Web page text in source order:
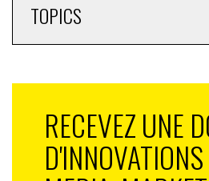
TOPICS
RECEVEZ UNE